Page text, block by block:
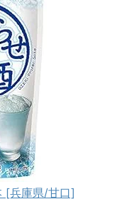
[兵庫県/甘口]